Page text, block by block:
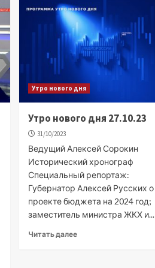
Утро нового дня
Утро нового дня 27.10.23
31/10/2023
Ведущий Алексей Сорокин
Исторический хронограф
Специальный репортаж:
Губернатор Алексей Русских о
проекте бюджета на 2024 год;
заместитель министра ЖКХ и...
Читать далее